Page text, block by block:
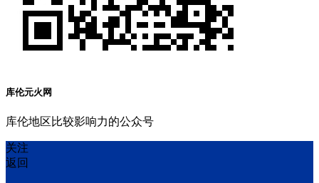
库伦元火网
库伦地区比较影响力的公众号
关注
返回